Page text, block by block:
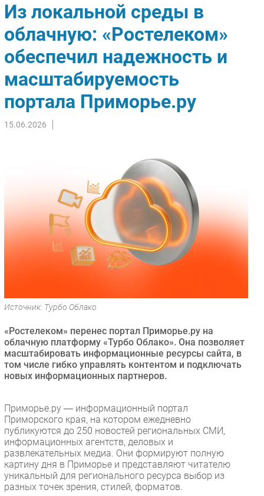
Импорто­замещение
Автоматизация Промышленности
Интернет
Фиксированная связь
Интеграция
Рынок ПК
Outsourcing
Кадры
Регулирование
Финансы
Инновации
Гаджеты
Здоровье
РАЗДЕЛЫ
Новости
Аналитика
Интервью
Мероприятия
Проекты
IT класс
Из локальной среды в
облачную: «Ростелеком»
обеспечил надежность и
масштабируемость
портала Приморье.ру
15.06.2026
Источник: Турбо Облако
«Ростелеком» перенес портал Приморье.ру на
облачную платформу «Турбо Облако». Она позволяет
масштабировать информационные ресурсы сайта, в
том числе гибко управлять контентом и подключать
новых информационных партнеров.
Приморье.ру ― информационный портал
Приморского края, на котором ежедневно
публикуются до 250 новостей региональных СМИ,
информационных агентств, деловых и
развлекательных медиа. Они формируют полную
картину дня в Приморье и представляют читателю
уникальный для регионального ресурса выбор из
разных точек зрения, стилей, форматов.